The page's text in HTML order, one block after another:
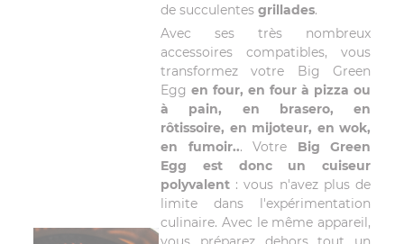
de succulentes grillades.
Avec ses très nombreux
accessoires compatibles, vous
transformez votre Big Green
Egg en four, en four à pizza ou
à pain, en brasero, en
rôtissoire, en mijoteur, en wok,
en fumoir... Votre Big Green
Egg est donc un cuiseur
polyvalent : vous n'avez plus de
limite dans l'expérimentation
culinaire. Avec le même appareil,